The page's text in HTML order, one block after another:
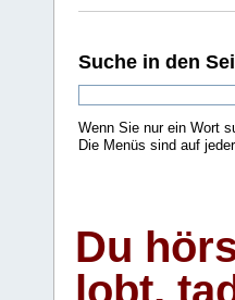
Suche in den
Wenn Sie nur ein Wort
Die Menüs sind auf
Du
lobt,